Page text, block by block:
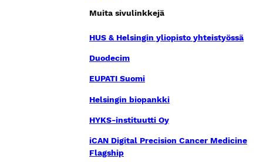
Muita sivulinkkejä
HUS & Helsingin yliopisto yhteistyössä
Duodecim
EUPATI Suomi
Helsingin biopankki
HYKS-instituutti Oy
iCAN Digital Precision Cancer Medicine
Flagship